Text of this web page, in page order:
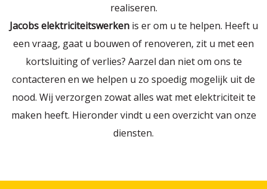
realiseren.
Jacobs elektriciteitswerkenis er om u te helpen. Heeft u
een vraag, gaat u bouwen of renoveren, zit u met een
kortsluiting of verlies? Aarzel dan niet om ons te
contacteren en we helpen u zo spoedig mogelijk uit de
nood. Wij verzorgen zowat alles wat met elektriciteit te
maken heeft. Hieronder vindt u een overzicht van onze
diensten.